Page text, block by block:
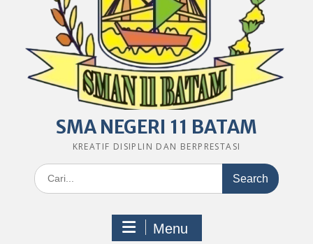
SMA NEGERI 11 BATAM
KREATIF DISIPLIN DAN BERPRESTASI
Search
for:
Menu